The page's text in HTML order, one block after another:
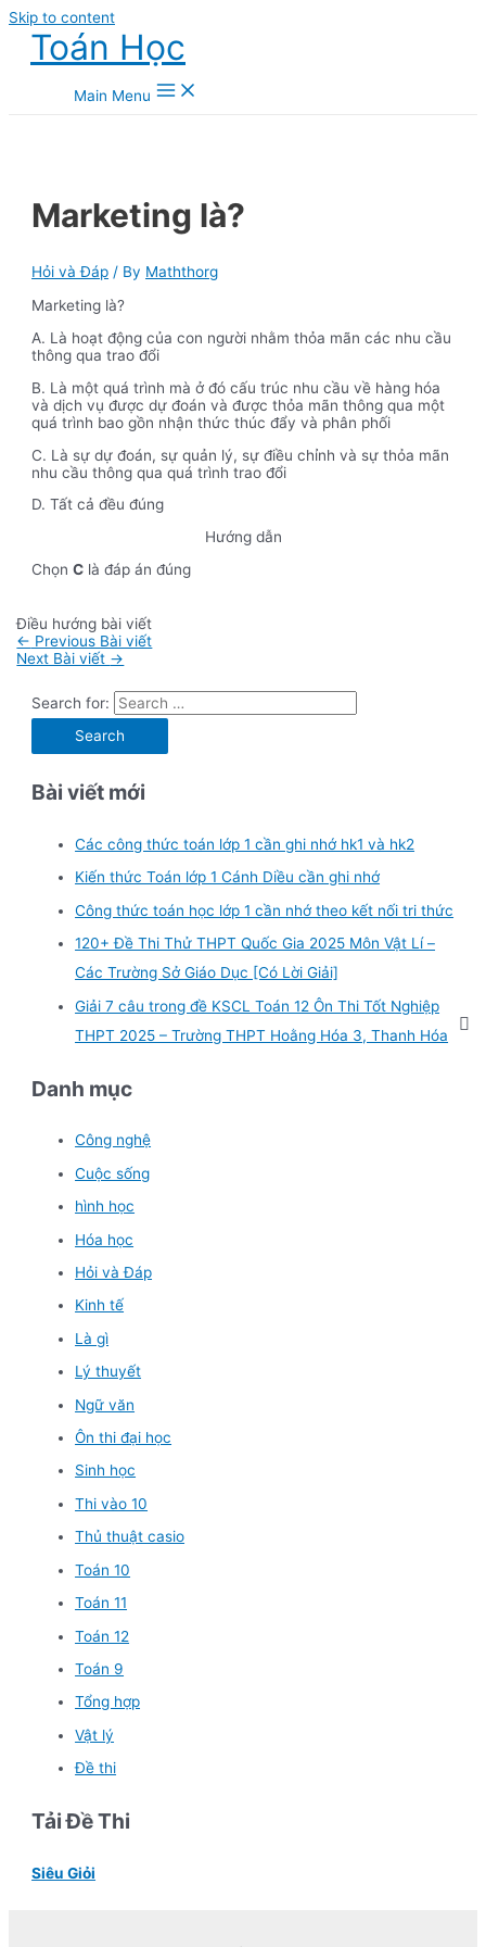
Skip to content
Toán Học
Main Menu
Marketing là?
Hỏi và Đáp / By Maththorg
Marketing là?
A. Là hoạt động của con người nhằm thỏa mãn các nhu cầu
thông qua trao đổi
B. Là một quá trình mà ở đó cấu trúc nhu cầu về hàng hóa
và dịch vụ được dự đoán và được thỏa mãn thông qua một
quá trình bao gồn nhận thức thúc đẩy và phân phối
C. Là sự dự đoán, sự quản lý, sự điều chỉnh và sự thỏa mãn
nhu cầu thông qua quá trình trao đổi
D. Tất cả đều đúng
Hướng dẫn
ChọnC là đáp án đúng
Điều hướng bài viết
← Previous Bài viết
Next Bài viết →
Search for:
Bài viết mới
Các công thức toán lớp 1 cần ghi nhớ hk1 và hk2
Kiến thức Toán lớp 1 Cánh Diều cần ghi nhớ
Công thức toán học lớp 1 cần nhớ theo kết nối tri thức
120+ Đề Thi Thử THPT Quốc Gia 2025 Môn Vật Lí –
Các Trường Sở Giáo Dục [Có Lời Giải]
Giải 7 câu trong đề KSCL Toán 12 Ôn Thi Tốt Nghiệp
THPT 2025 – Trường THPT Hoằng Hóa 3, Thanh Hóa
Danh mục
Công nghệ
Cuộc sống
hình học
Hóa học
Hỏi và Đáp
Kinh tế
Là gì
Lý thuyết
Ngữ văn
Ôn thi đại học
Sinh học
Thi vào 10
Thủ thuật casio
Toán 10
Toán 11
Toán 12
Toán 9
Tổng hợp
Vật lý
Đề thi
Tải Đề Thi
Siêu Giỏi